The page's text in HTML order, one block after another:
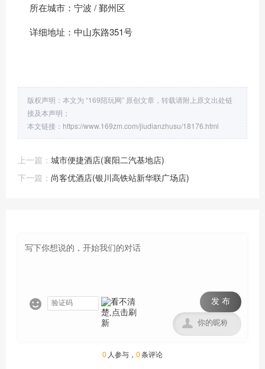
所在城市：宁波 / 鄞州区
详细地址：中山东路351号
版权声明：本文为 “169陪玩网” 原创文章，转载请附上原文出处链
接及本声明；
本文链接： https://www.169zm.com/jiudianzhusu/18176.html
上一篇： 城市便捷酒店(襄阳二汽基地店)
下一篇： 尚客优酒店(银川高铁站新华联广场店)
 发 布

0 人参与， 0条评论